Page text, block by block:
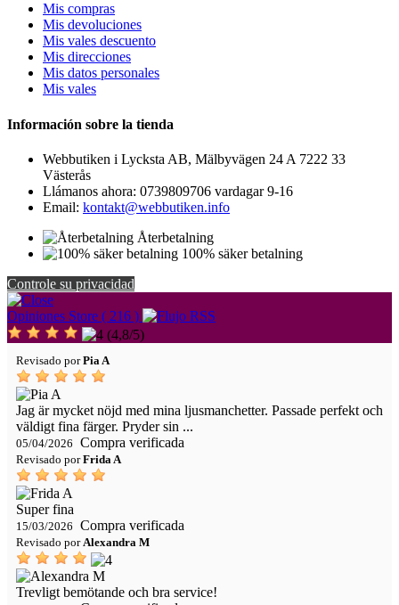
Mis compras
Mis devoluciones
Mis vales descuento
Mis direcciones
Mis datos personales
Mis vales
Información sobre la tienda
Webbutiken i Lycksta AB, Mälbyvägen 24 A 7222 33
Västerås
Llámanos ahora: 0739809706 vardagar 9-16
Email: kontakt@webbutiken.info
Återbetalning
100% säker betalning
Controle su privacidad
Opiniones Store ( 216 )
(4,8/5)
Revisado porPia A
Jag är mycket nöjd med mina ljusmanchetter. Passade perfekt och
väldigt fina färger. Pryder sin ...
05/04/2026 Compra verificada
Revisado porFrida A
Super fina
15/03/2026 Compra verificada
Revisado porAlexandra M
Trevligt bemötande och bra service!